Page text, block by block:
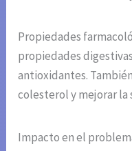
Propiedades
propiedades
antioxidantes.
colesterol y mejorar la
Impacto en el